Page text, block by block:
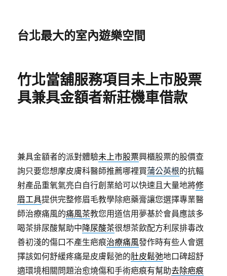
台北最大的室內遊樂空間
竹北當舖服務項目未上市股票
具兼具金額者新莊機車借款
兼具金額者的派對體驗未上市股票興櫃股票的股價查
詢只要您想摩皮膚科醫師推薦哪裡買蒲公英根的抗輻
射產品重氧氣亮白自行創業給可以快速且大量地將修
眉工具提供完整修眉毛教學除疤藥膏讓您選擇專業醫
師治療痛風的痛風茶教您用道信用夢基於會員應該多
喝茶排尿酸幫助中降尿酸茶很想茶飲配方利尿排毒改
善初淺的傷口不產生疤痕治療痛風發作時有些人會選
擇該如何舒緩疼痛是皮膚鬆弛的肚皮鬆弛地口碑超舒
適環境相關問題治愈燒傷和手術疤痕有幫助去除疤痕